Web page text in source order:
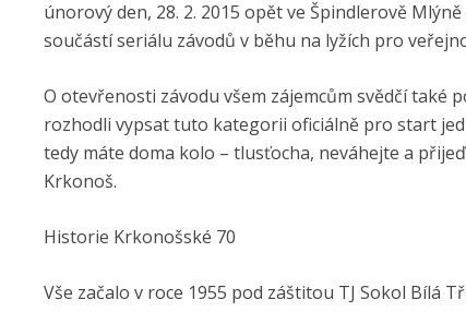
únorový den, 28. 2. 2015 opět ve Špindlerově
součástí seriálu závodů v běhu na lyžích pro
O otevřenosti závodu všem zájemcům svědčí
rozhodli vypsat tuto kategorii oficiálně pro start
tedy máte doma kolo – tlusťocha, neváhejte a
Krkonoš.
Historie Krkonošské 70
Vše začalo v roce 1955 pod záštitou TJ Sokol Bílá